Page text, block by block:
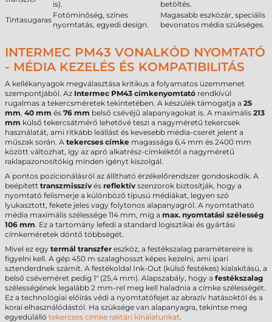
is).
betöltés.
Tintasugaras
Fotóminőség, színes
nyomtatás, egyedi design.
Magasabb eszközár, speciális
bevonatos média szükséges.
INTERMEC PM43 VONALKÓD NYOMTATÓ
- MÉDIA KEZELÉS ÉS KOMPATIBILITÁS
A kellékanyagok megválasztása kritikus a folyamatos üzemmenet
szempontjából. Az Intermec PM43 címkenyomtató rendkívül
rugalmas a tekercsméretek tekintetében. A készülék támogatja a 25
mm, 40 mm és 76 mm belső csévéjű alapanyagokat is. A maximális 213
mm külső tekercsátmérő lehetővé teszi a nagyméretű tekercsek
használatát, ami ritkább leállást és kevesebb média-cserét jelent a
műszak során. A tekercses címke magassága 6,4 mm és 2400 mm
között változhat, így az apró alkatrész-címkéktől a nagyméretű
raklapazonosítókig minden igényt kiszolgál.
A pontos pozicionálásról az állítható érzékelőrendszer gondoskodik. A
beépített transzmisszív és reflektív szenzorok biztosítják, hogy a
nyomtató felismerje a különböző típusú médiákat, legyen szó
lyukasztott, fekete jeles vagy folytonos alapanyagról. A nyomtatható
média maximális szélessége 114 mm, míg a max. nyomtatási szélesség
106 mm. Ez a tartomány lefedi a standard logisztikai és gyártási
címkeméretek döntő többségét.
Mivel ez egy termál transzfer eszköz, a festékszalag paramétereire is
figyelni kell. A gép 450 m szalaghosszt képes kezelni, ami ipari
sztenderdnek számít. A festékoldal Ink-Out (külső festékes) kialakítású, a
belső cséveméret pedig 1" (25,4 mm). Alapszabály, hogy a festékszalag
szélességének legalább 2 mm-rel meg kell haladnia a címke szélességét.
Ez a technológiai előírás védi a nyomtatófejet az abrazív hatásoktól és a
korai elhasználódástól. Ha szüksége van alapanyagra, tekintse meg
egyedülálló tekercses címke raktári kínálatunkat.